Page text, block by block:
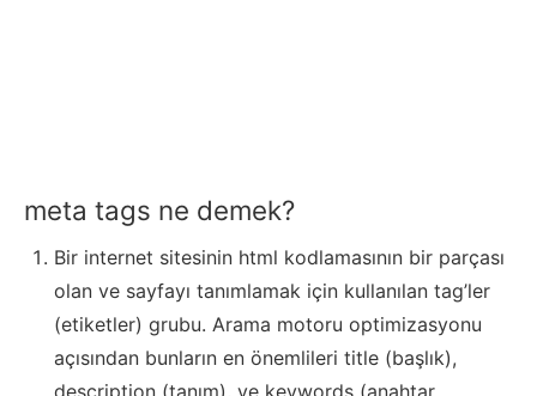
meta tags ne demek?
Bir internet sitesinin html kodlamasının bir parçası
olan ve sayfayı tanımlamak için kullanılan tag’ler
(etiketler) grubu. Arama motoru optimizasyonu
açısından bunların en önemlileri title (başlık),